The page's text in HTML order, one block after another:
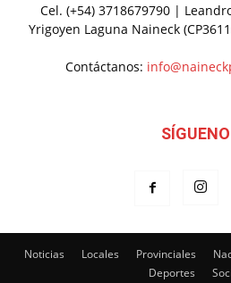
Cel. (+54) 3718679790 |
Yrigoyen Laguna Naineck
Contáctanos:
Noticias Locales Provinciales
Deportes